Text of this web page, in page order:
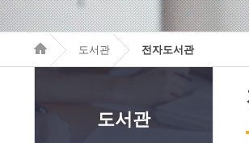
도서관 전자도서관
도서관